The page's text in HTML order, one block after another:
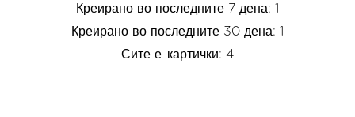
Креирано во последните 7 дена: 1
Креирано во последните 30 дена: 1
Сите е-картички: 4